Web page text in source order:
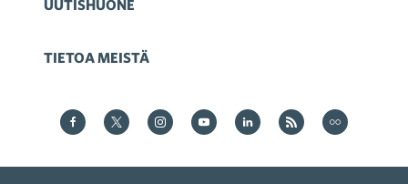
UUTISHUONE
TIETOA MEISTÄ
Kauppa Facebookissa
Kauppa Twitterissä
Kauppa on Instagram
Kauppa YouTubesssa
Kauppa LinkedInissä
Kauppa on RSS